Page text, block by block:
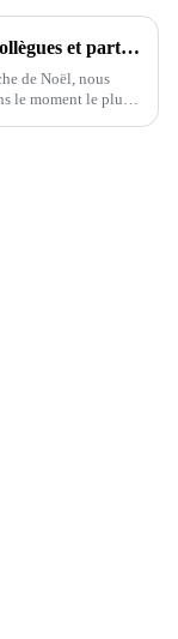
Chers collègues et partenaires
de Noël, nous
le moment le plus